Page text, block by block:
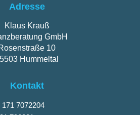
Adresse
Klaus Krauß
GmbH
10
Hummeltal
Kontakt
171 7072204